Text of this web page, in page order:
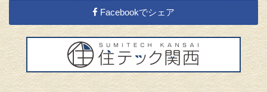
Facebookでシェア